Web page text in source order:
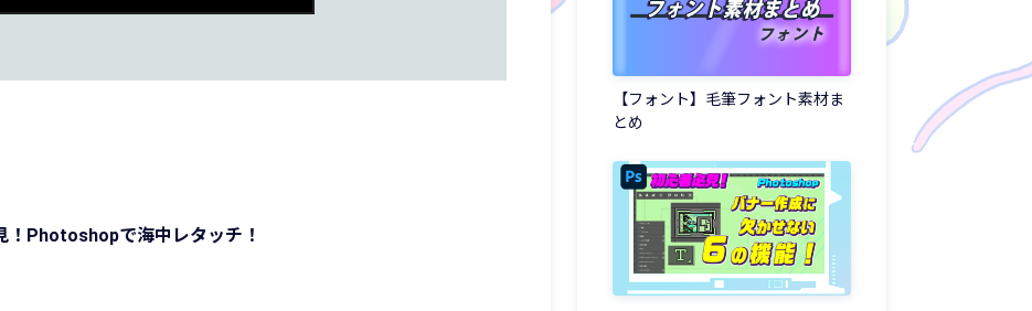
！Photoshopで海中レタッチ！
【フォント】毛筆フォント素材ま
とめ